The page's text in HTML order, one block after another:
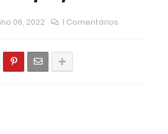
- Carlinhos de Dedé comemora
com grande Ação Social e forte
Regional de Mulheres
destaca protagonismo
06, 2022 1 Comentários